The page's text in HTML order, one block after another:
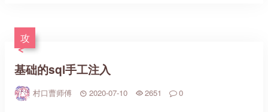
攻
基础的sql手工注入
村口曹师傅 2020-07-10 2651 0